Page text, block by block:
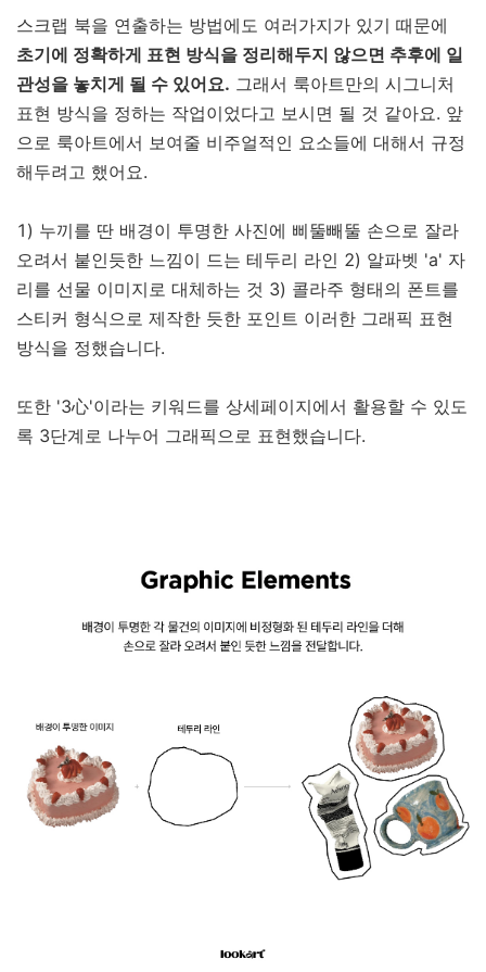
스크랩 북을 연출하는 방법에도 여러가지가 있기 때문에
초기에 정확하게 표현 방식을 정리해두지 않으면 추후에 일
관성을 놓치게 될 수 있어요. 그래서 룩아트만의 시그니처
표현 방식을 정하는 작업이었다고 보시면 될 것 같아요. 앞
으로 룩아트에서 보여줄 비주얼적인 요소들에 대해서 규정
해두려고 했어요.
1) 누끼를 딴 배경이 투명한 사진에 삐뚤빼뚤 손으로 잘라
오려서 붙인듯한 느낌이 드는 테두리 라인 2) 알파벳 'a' 자
리를 선물 이미지로 대체하는 것 3) 콜라주 형태의 폰트를
스티커 형식으로 제작한 듯한 포인트 이러한 그래픽 표현
방식을 정했습니다.
또한 '3心'이라는 키워드를 상세페이지에서 활용할 수 있도
록 3단계로 나누어 그래픽으로 표현했습니다.